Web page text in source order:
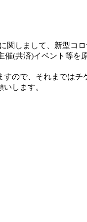
しまして、新型コ
(共済)イベント等を
ので、それまではチ
します。